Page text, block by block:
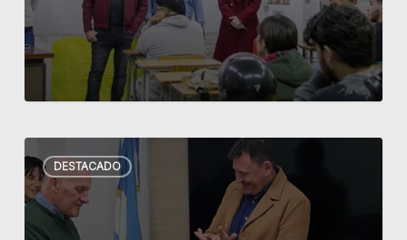
Matriculado
impulsado
por
y
la
UTN
DESTACADO
distinguió
a
la